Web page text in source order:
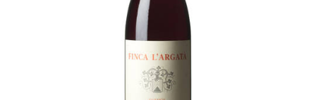
Política de privacidad